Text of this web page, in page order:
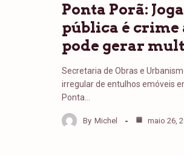
Ponta Porã:
pública é crime
pode gerar
Secretaria de Obras e
irregular de entulhos emóveis
Ponta…
By Michel maio 26,